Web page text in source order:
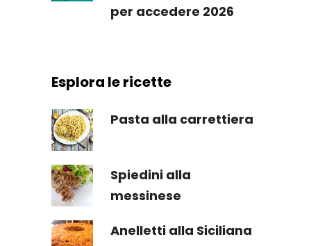
per accedere 2026
Esplora le ricette
Pasta alla carrettiera
Spiedini alla
messinese
Anelletti alla Siciliana